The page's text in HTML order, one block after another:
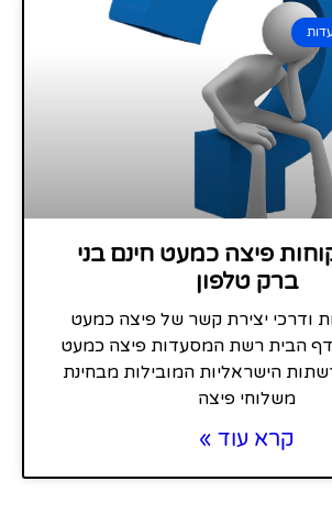
פיצה כמעט חינם בני
ברק טלפון
ודרכי יצירת קשר של פיצה כמעט
דף הבית רשת המסעדות פיצה כמעט
הישראליות המובילות מבחינת
משלוחי פיצה
קרא עוד »